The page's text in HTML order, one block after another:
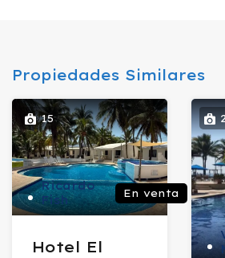
Propiedades Similares
15
Ricardo
Fish
En venta
Hotel El